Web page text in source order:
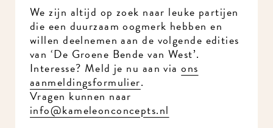
We zijn altijd op zoek naar leuke partijen
die een duurzaam oogmerk hebben en
willen deelnemen aan de volgende edities
van ‘De Groene Bende van West’.
Interesse? Meld je nu aan viaons
aanmeldingsformulier
Vragen kunnen naar
info@kameleonconcepts.nl